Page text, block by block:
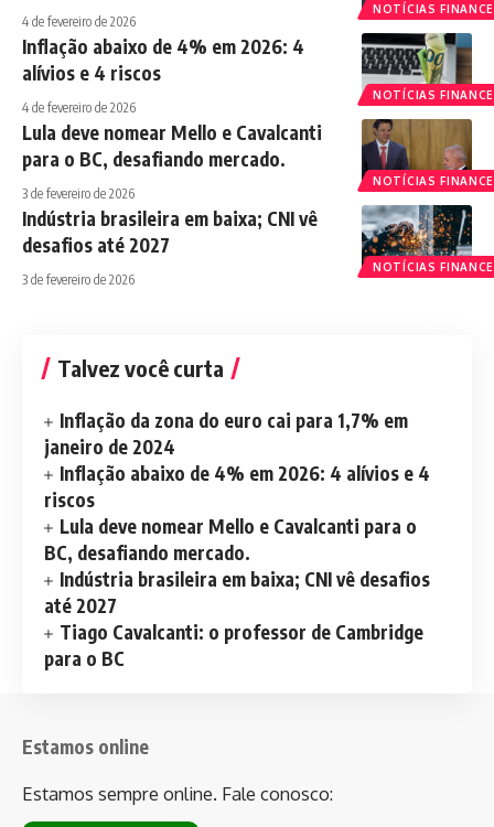
NOTÍCIAS
4 de fevereiro de 2026
NOTÍCIAS
Inflação abaixo de 4% em 2026: 4
alívios e 4 riscos
4 de fevereiro de 2026
NOTÍCIAS
Lula deve nomear Mello e Cavalcanti
para o BC, desafiando mercado.
3 de fevereiro de 2026
NOTÍCIAS
Indústria brasileira em baixa; CNI vê
desafios até 2027
3 de fevereiro de 2026
Talvez você curta
Inflação da zona do euro cai para 1,7% em
janeiro de 2024
Inflação abaixo de 4% em 2026: 4 alívios e 4
riscos
Lula deve nomear Mello e Cavalcanti para o
BC, desafiando mercado.
Indústria brasileira em baixa; CNI vê desafios
até 2027
Tiago Cavalcanti: o professor de Cambridge
para o BC
Estamos online
Estamos sempre online. Fale conosco: